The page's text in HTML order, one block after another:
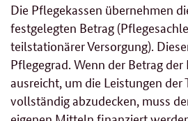
Die Pflegekassen übernehmen
festgelegten Betrag
teilstationärer Versorgung).
Pflegegrad. Wenn der Betrag
ausreicht, um die Leistungen der
vollständig abzudecken, muss